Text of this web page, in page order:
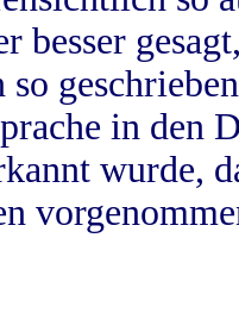
besser
so
in
wurde,